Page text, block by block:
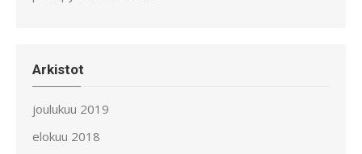
Arkistot
joulukuu 2019
elokuu 2018